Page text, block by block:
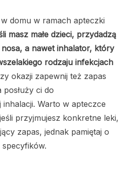
domu w ramach apteczki
masz małe dzieci, przydadzą
a nawet inhalator, który
rodzaju infekcjach
okazji zapewnij też zapas
ci do
Warto w apteczce
przyjmujesz konkretne leki,
zapas, jednak pamiętaj o